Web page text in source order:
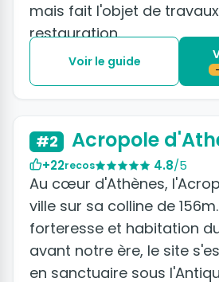
mais fait l'objet de
restauration.
Voir le guide
#2 Acropole
+22recos 4.8/5
Au cœur d'Athènes,
ville sur sa colline de
forteresse et habitation
avant notre ère, le site
en sanctuaire sous